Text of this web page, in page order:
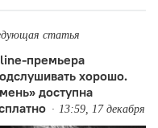
статья
премьера
хорошо.
доступна
13:59, 17 декабря